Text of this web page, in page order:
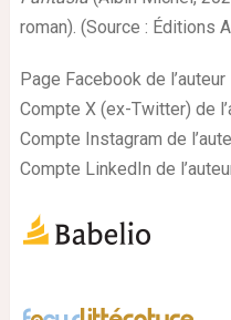
roman). (Source : Éditions
Page Facebook de l’auteur
Compte X (ex-Twitter) de
Compte Instagram de
Compte LinkedIn de